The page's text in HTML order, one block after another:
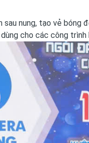
nung, tạo vẻ bóng
cho các công